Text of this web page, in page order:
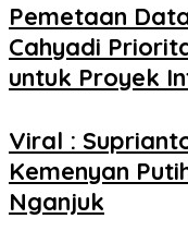
Pemetaan
Cahyadi
untuk Proyek
Viral :
Kemenyan
Nganjuk